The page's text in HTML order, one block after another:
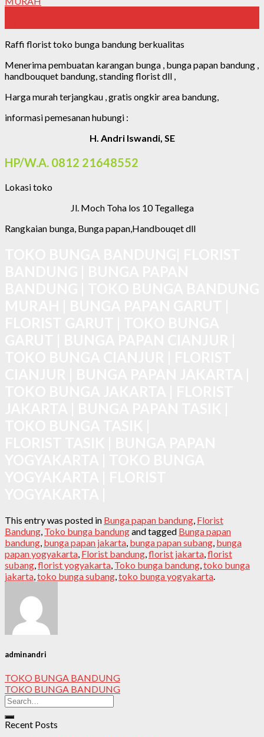
Raffi florist toko bunga bandung berkualitas
Menerima pembuatan karangan bunga , bunga papan bandung ,
handbouquet bandung, standing florist dll ,
Harga murah terjangkau , gratis ongkir area bandung,
informasi pemesanan hubungi :
H. Andri Iswandi, SE
HP/W.A. 0812 21648552
Lokasi toko
Jl. Moch Toha los 10 Tegallega
Rangkaian bunga, Bunga papan,Handbouqet dll
This entry was posted in Bunga papan bandung Florist
Bandung Toko bunga bandungand tagged Bunga papan
bandung bunga papan jakarta bunga papan subang bunga
papan yogyakarta Florist bandung florist jakarta florist
subang florist yogyakarta Toko bunga bandung toko bunga
jakarta toko bunga subang toko bunga yogyakarta
adminandri
TOKO BUNGA BANDUNG
TOKO BUNGA BANDUNG
Recent Posts